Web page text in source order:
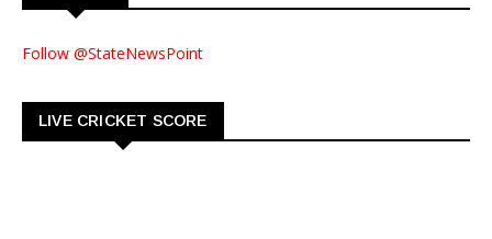
Follow @StateNewsPoint
LIVE CRICKET SCORE